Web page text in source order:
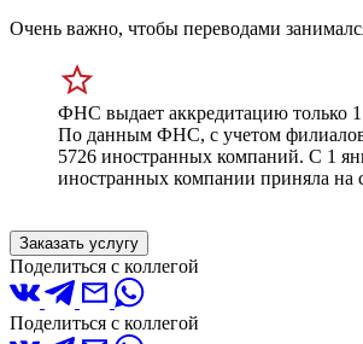
Очень важно, чтобы переводами
ФНС выдает аккредитацию только
По данным ФНС, с учетом филиалов
5726 иностранных компаний. С 1
иностранных компании приняла
Заказать услугу
Поделиться с коллегой
Поделиться с коллегой